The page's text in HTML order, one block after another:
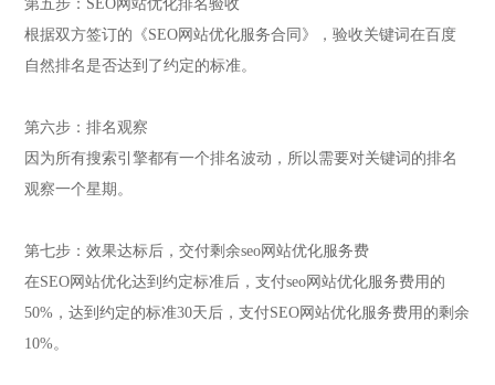
第五步：SEO网站优化排名验收
根据双方签订的《SEO网站优化服务合同》，验收关键词在百度
自然排名是否达到了约定的标准。
第六步：排名观察
因为所有搜索引擎都有一个排名波动，所以需要对关键词的排名
观察一个星期。
第七步：效果达标后，交付剩余seo网站优化服务费
在SEO网站优化达到约定标准后，支付seo网站优化服务费用的
50%，达到约定的标准30天后，支付SEO网站优化服务费用的剩余
10%。